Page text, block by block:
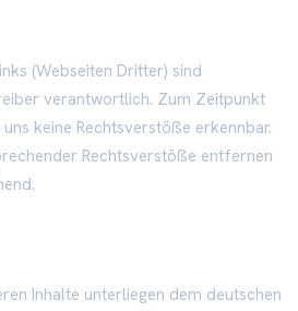
(Webseiten Dritter) sind
verantwortlich. Zum Zeitpunkt
keine Rechtsverstöße erkennbar.
Rechtsverstöße entfernen
Inhalte unterliegen dem deutschen